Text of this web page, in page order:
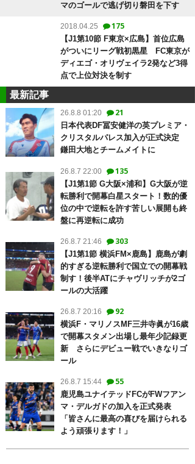
マのゴールで逃げ切り磐田を下す
2018.04.25 175
【J1第10節 F東京×広島】首位広島
がついにリーグ戦初黒星 FC東京が
ディエゴ・オリヴェイラ2発など3得
点で上位対決を制す
最新記事
26.8.8 01:20 21
日本代表DF冨安健洋の英プレミア・
クリスタルパレス加入が正式決定
鎌田大地とチームメイトに
26.8.7 22:00 135
【J1第1節 G大阪×浦和】G大阪が逆
転勝利で開幕白星スタート！数的優
位の中で逆転を許す苦しい展開も終
盤に再逆転に成功
26.8.7 21:46 303
【J1第1節 横浜FM×鹿島】鹿島が劇
的すぎる逆転勝利で国立での開幕戦
制す！後半ATにチャヴリッチが2ゴ
ールの大活躍
26.8.7 20:16 92
横浜F・マリノスMF三井寺眞が16歳
で開幕スタメン出場し最年少記録更
新 さらにデビュー戦でいきなりゴ
ール
26.8.7 15:44 55
鹿児島ユナイテッドFCがFWフアン
マ・デルガドの加入を正式発表
「皆さんに最高の喜びを届けられる
よう頑張ります！」